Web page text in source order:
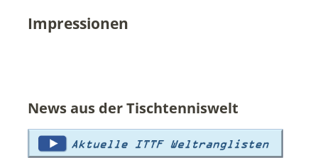
Impressionen
News aus der Tischtenniswelt